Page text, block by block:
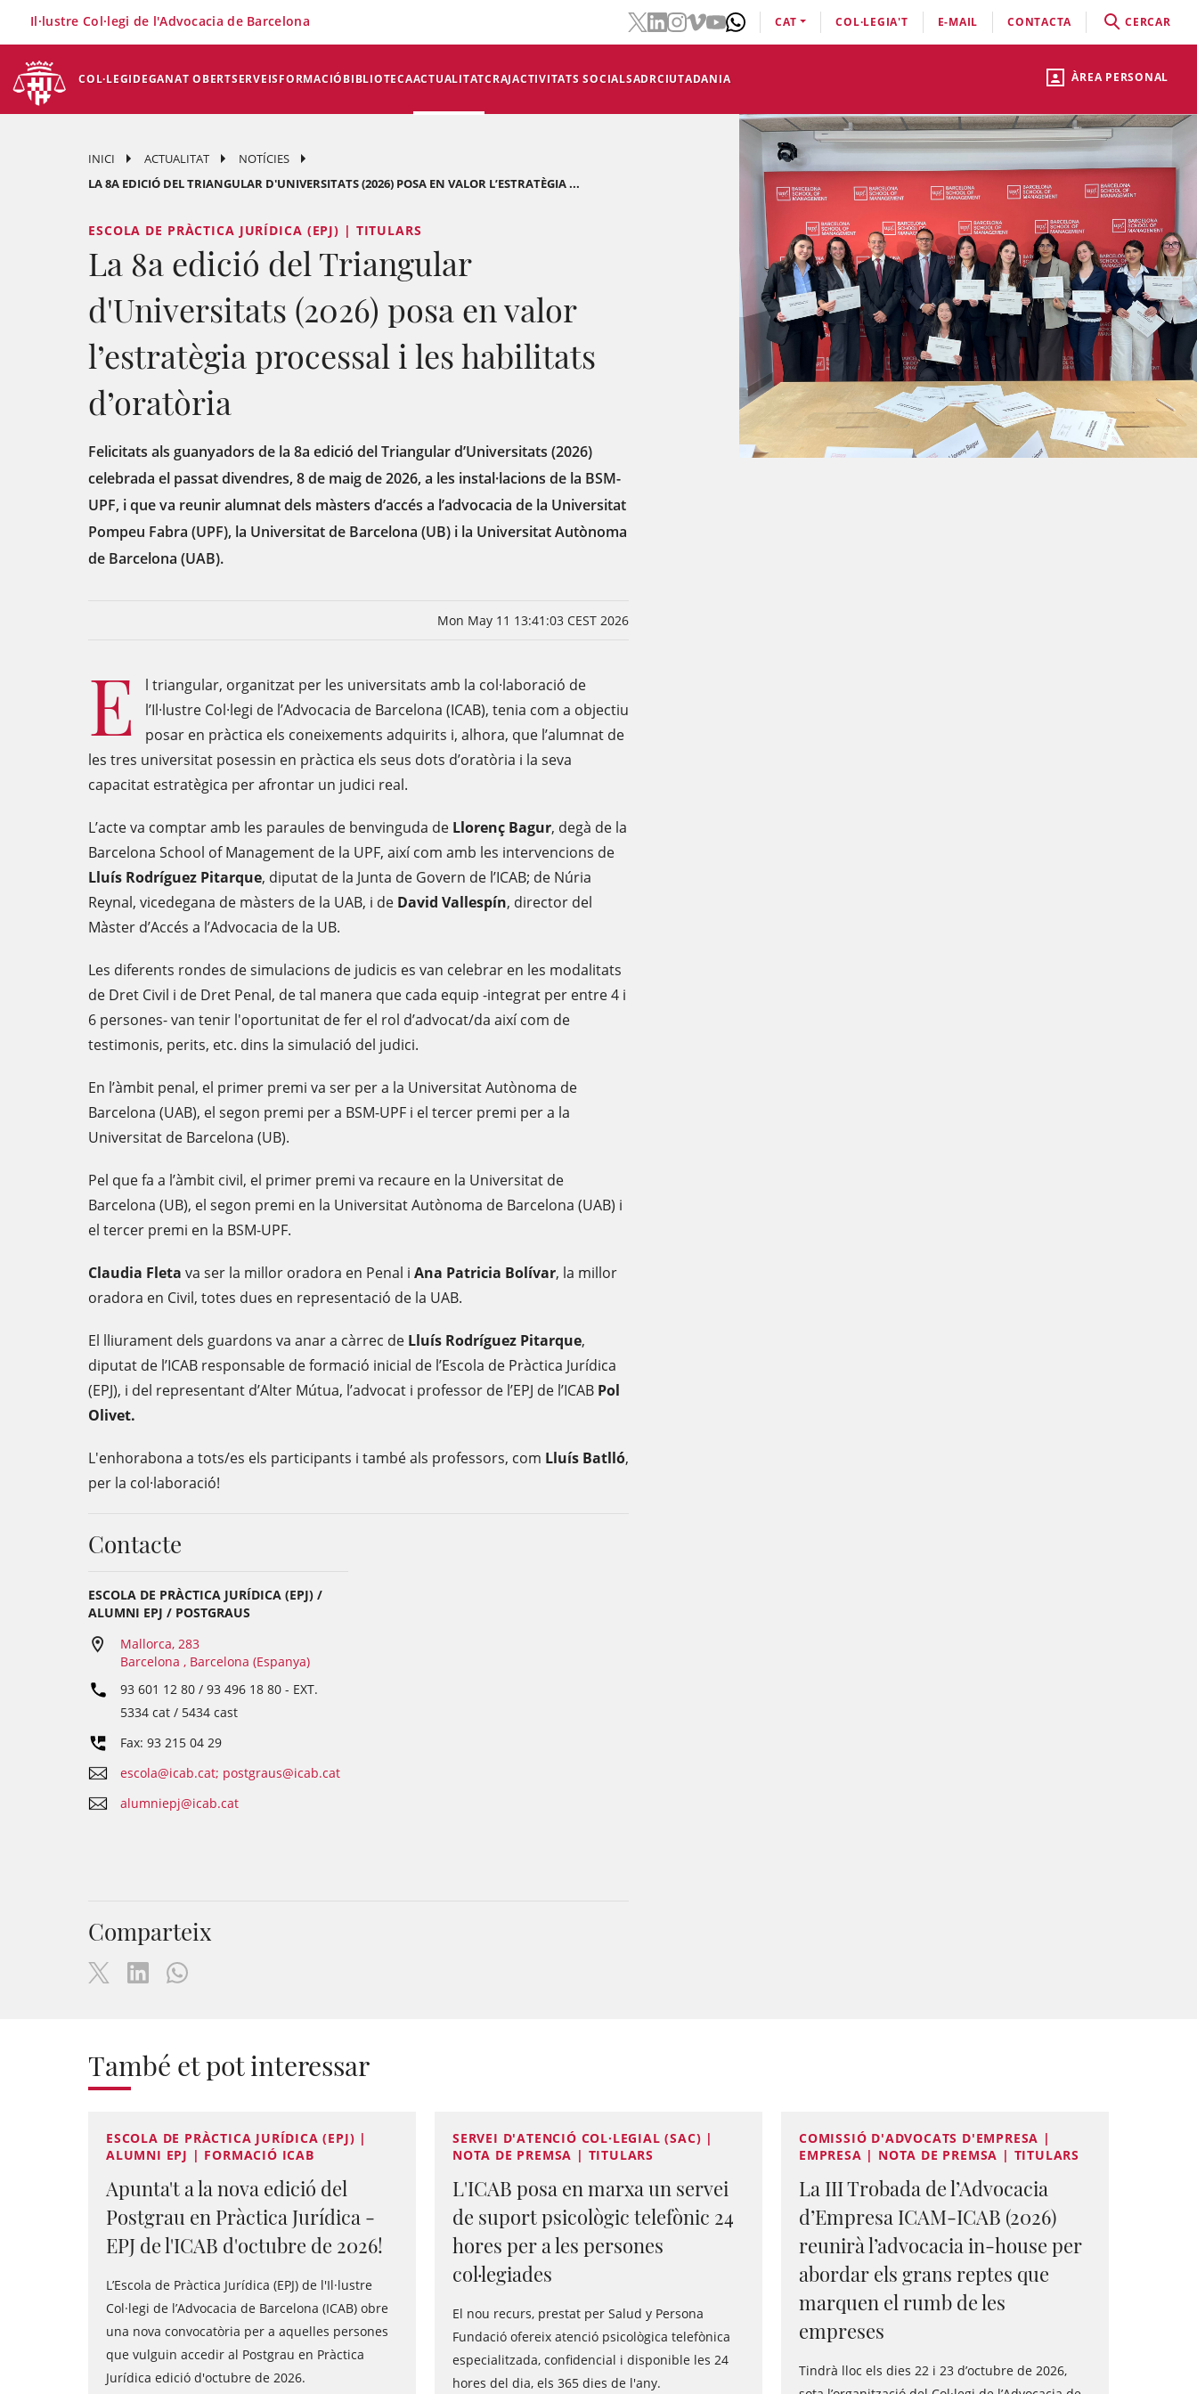
ÀREA PERSONAL
COL·LEGIDEGANAT OBERTSERVEISFORMACIÓBIBLIOTECAACTUALITATCRAJACTIVITATS SOCIALSADRCIUTADANIA
Il·lustre Col·legi de l'Advocacia de Barcelona CAT COL·LEGIA'T E-MAIL CONTACTA CERCAR
INICI ACTUALITAT
NOTÍCIES
LA 8A EDICIÓ DEL TRIANGULAR D'UNIVERSITATS (2026) POSA EN VALOR L’ESTRATÈGIA ...
ESCOLA DE PRÀCTICA JURÍDICA (EPJ) | TITULARS
La 8a edició del Triangular
d'Universitats (2026) posa en valor
l’estratègia processal i les habilitats
d’oratòria
Felicitats als guanyadors de la 8a edició del Triangular d’Universitats (2026)
celebrada el passat divendres, 8 de maig de 2026, a les instal·lacions de la BSM-
UPF, i que va reunir alumnat dels màsters d’accés a l’advocacia de la Universitat
Pompeu Fabra (UPF), la Universitat de Barcelona (UB) i la Universitat Autònoma
de Barcelona (UAB).
Mon May 11 13:41:03 CEST 2026
E
l triangular, organitzat per les universitats amb la col·laboració de
l’Il·lustre Col·legi de l’Advocacia de Barcelona (ICAB), tenia com a objectiu
posar en pràctica els coneixements adquirits i, alhora, que l’alumnat de
les tres universitat posessin en pràctica els seus dots d’oratòria i la seva
capacitat estratègica per afrontar un judici real.
L’acte va comptar amb les paraules de benvinguda de Llorenç Bagur, degà de la
Barcelona School of Management de la UPF, així com amb les intervencions de
Lluís Rodríguez Pitarque, diputat de la Junta de Govern de l’ICAB; de Núria
Reynal, vicedegana de màsters de la UAB, i de David Vallespín, director del
Màster d’Accés a l’Advocacia de la UB.
Les diferents rondes de simulacions de judicis es van celebrar en les modalitats
de Dret Civil i de Dret Penal, de tal manera que cada equip -integrat per entre 4 i
6 persones- van tenir l'oportunitat de fer el rol d’advocat/da així com de
testimonis, perits, etc. dins la simulació del judici.
En l’àmbit penal, el primer premi va ser per a la Universitat Autònoma de
Barcelona (UAB), el segon premi per a BSM-UPF i el tercer premi per a la
Universitat de Barcelona (UB).
Pel que fa a l’àmbit civil, el primer premi va recaure en la Universitat de
Barcelona (UB), el segon premi en la Universitat Autònoma de Barcelona (UAB) i
el tercer premi en la BSM-UPF.
Claudia Fleta va ser la millor oradora en Penal i Ana Patricia Bolívar, la millor
oradora en Civil, totes dues en representació de la UAB.
El lliurament dels guardons va anar a càrrec de Lluís Rodríguez Pitarque,
diputat de l’ICAB responsable de formació inicial de l’Escola de Pràctica Jurídica
(EPJ), i del representant d’Alter Mútua, l’advocat i professor de l’EPJ de l’ICAB Pol
Olivet.
L'enhorabona a tots/es els participants i també als professors, com Lluís Batlló,
per la col·laboració!
Contacte
ESCOLA DE PRÀCTICA JURÍDICA (EPJ) /
ALUMNI EPJ / POSTGRAUS
Mallorca, 283
Barcelona , Barcelona (Espanya)
93 601 12 80 / 93 496 18 80 - EXT.
5334 cat / 5434 cast
Fax: 93 215 04 29
escola@icab.cat; postgraus@icab.cat
alumniepj@icab.cat
Comparteix
També et pot interessar
ESCOLA DE PRÀCTICA JURÍDICA (EPJ) |
ALUMNI EPJ | FORMACIÓ ICAB
Apunta't a la nova edició del
Postgrau en Pràctica Jurídica -
EPJ de l'ICAB d'octubre de 2026!
L’Escola de Pràctica Jurídica (EPJ) de l'Il·lustre
Col·legi de l’Advocacia de Barcelona (ICAB) obre
una nova convocatòria per a aquelles persones
que vulguin accedir al Postgrau en Pràctica
Jurídica edició d'octubre de 2026.
SERVEI D'ATENCIÓ COL·LEGIAL (SAC) |
NOTA DE PREMSA | TITULARS
L'ICAB posa en marxa un servei
de suport psicològic telefònic 24
hores per a les persones
col·legiades
El nou recurs, prestat per Salud y Persona
Fundació ofereix atenció psicològica telefònica
especialitzada, confidencial i disponible les 24
hores del dia, els 365 dies de l'any.
COMISSIÓ D'ADVOCATS D'EMPRESA |
EMPRESA | NOTA DE PREMSA | TITULARS
La III Trobada de l’Advocacia
d’Empresa ICAM-ICAB (2026)
reunirà l’advocacia in-house per
abordar els grans reptes que
marquen el rumb de les
empreses
Tindrà lloc els dies 22 i 23 d’octubre de 2026,